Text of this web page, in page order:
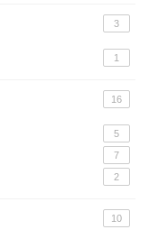
3
1
16
5
7
2
10